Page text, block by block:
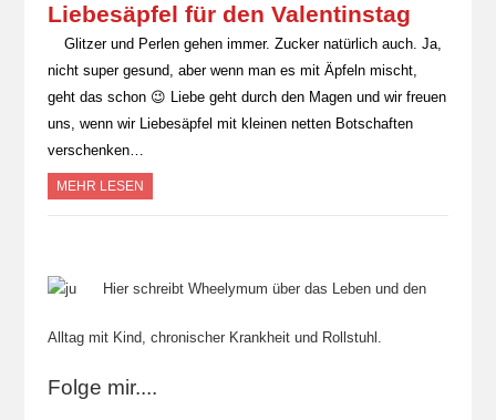
Liebesäpfel für den Valentinstag
Glitzer und Perlen gehen immer. Zucker natürlich auch. Ja,
nicht super gesund, aber wenn man es mit Äpfeln mischt,
geht das schon 😉 Liebe geht durch den Magen und wir freuen
uns, wenn wir Liebesäpfel mit kleinen netten Botschaften
verschenken…
MEHR LESEN
Hier schreibt Wheelymum über das Leben und den
Alltag mit Kind, chronischer Krankheit und Rollstuhl.
Folge mir....